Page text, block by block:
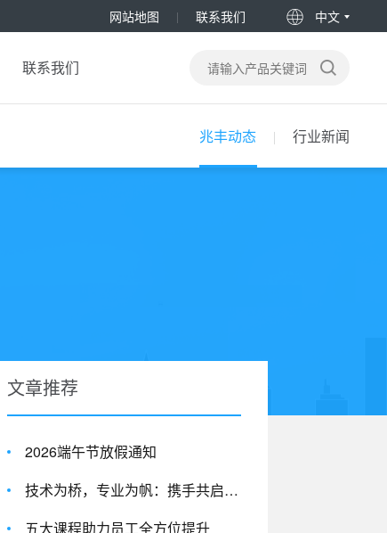
网站地图 联系我们 中文
联系我们
兆丰动态 行业新闻
文章推荐
2026端午节放假通知
技术为桥，专业为帆：携手共启合作新篇章
五大课程助力员工全方位提升